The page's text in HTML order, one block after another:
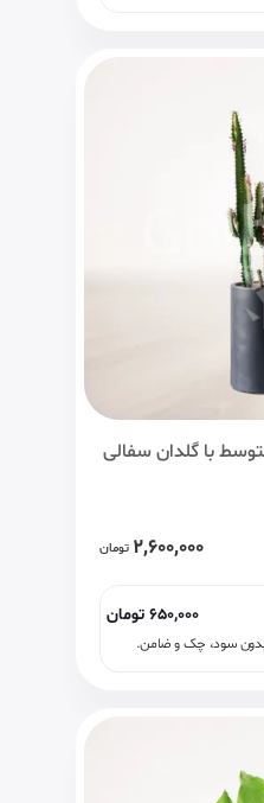
با گلدان سفالی
2,600,000 تومان
650,000 تومان